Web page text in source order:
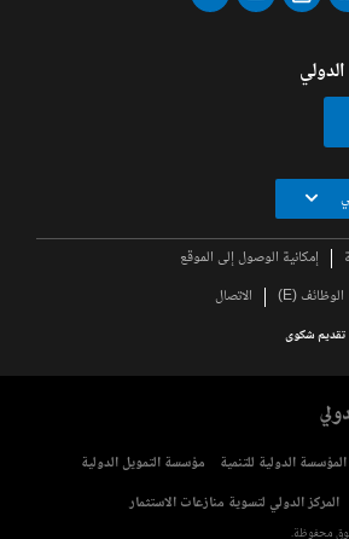
إمكانية الوصول إلى الموقع
الوظائف (E) الاتصال
تقديم شكوى
المؤسسة الدولية للتنمية
مؤسسة التمويل الدولية
المركز الدولي لتسوية منازعات الاستثمار